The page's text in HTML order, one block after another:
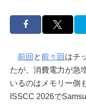
前回 と前々回 はチ
たが、消費電力が急
いるのはメモリー側
ISSCC 2026で